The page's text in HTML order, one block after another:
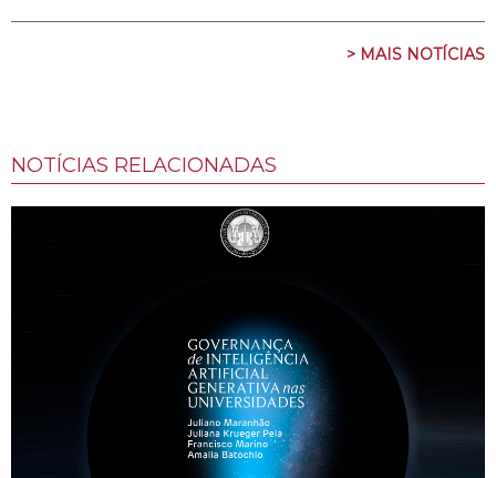
> MAIS NOTÍCIAS
NOTÍCIAS RELACIONADAS